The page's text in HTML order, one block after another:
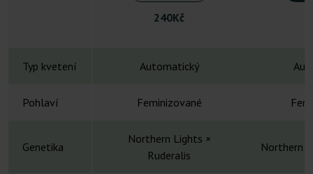
240Kč
Typ kvetení Automatický
Pohlaví Feminizované
Genetika
Northern Lights ×
Ruderalis
Northern